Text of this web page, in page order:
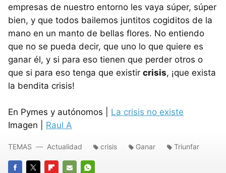
empresas de nuestro entorno les vaya súper, súper
bien, y que todos bailemos juntitos cogiditos de la
mano en un manto de bellas flores. No entiendo
que no se pueda decir, que uno lo que quiere es
ganar él, y si para eso tienen que perder otros o
que si para eso tenga que existir crisis, ¡que exista
la bendita crisis!
En Pymes y autónomos | La crisis no existe
Imagen | Raul A
TEMAS Actualidad crisis Ganar Triunfar